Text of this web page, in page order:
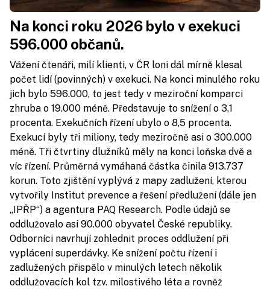
Na konci roku 2026 bylo v exekuci
596.000 občanů.
Vážení čtenáři, milí klienti, v ČR loni dál mírně klesal
počet lidí (povinných) v exekuci. Na konci minulého roku
jich bylo 596.000, to jest tedy v meziroční komparci
zhruba o 19.000 méně. Představuje to snížení o 3,1
procenta. Exekučních řízení ubylo o 8,5 procenta.
Exekucí byly tři miliony, tedy meziročně asi o 300.000
méně. Tři čtvrtiny dlužníků měly na konci loňska dvě a
víc řízení. Průměrná vymáhaná částka činila 913.737
korun. Toto zjištění vyplývá z mapy zadlužení, kterou
vytvořily Institut prevence a řešení předlužení (dále jen
„IPŘP“) a agentura PAQ Research. Podle údajů se
oddlužovalo asi 90.000 obyvatel České republiky.
Odborníci navrhují zohlednit proces oddlužení při
vyplácení superdávky. Ke snížení počtu řízení i
zadlužených přispělo v minulých letech několik
oddlužovacích kol tzv. milostivého léta a rovněž